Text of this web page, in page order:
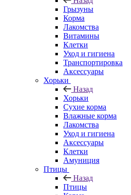
Грызуны
Корма
Лакомства
Витамины
Клетки
Уход и гигиена
Транспортировка
Аксессуары
Хорьки
Назад
Хорьки
Сухие корма
Влажные корма
Лакомства
Уход и гигиена
Аксессуары
Клетки
Амуниция
Птицы
Назад
Птицы